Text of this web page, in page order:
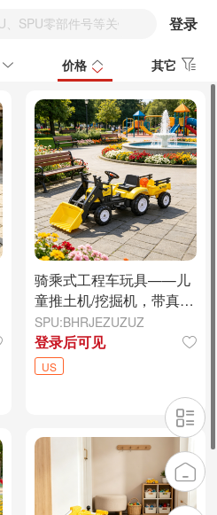
登录
价格 其它
骑乘式工程车玩具——儿
童推土机/挖掘机，带真土
桶、6个轮子和货运拖车
SPU:BHRJEZUZUZ
登录后可见
US